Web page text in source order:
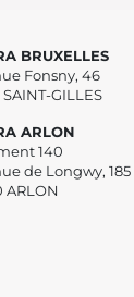
BRUXELLES
Fonsny, 46
GILLES
ARLON
140
de Longwy, 185
ARLON